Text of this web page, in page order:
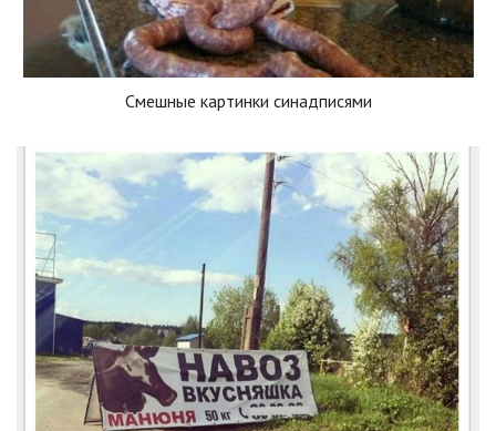
Смешные картинки синадписями